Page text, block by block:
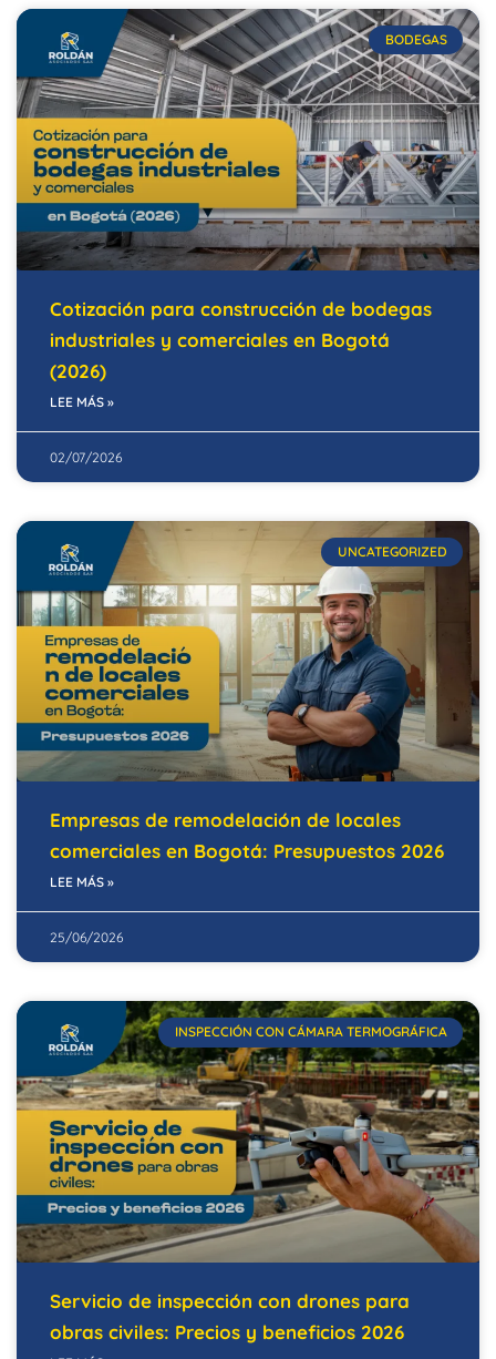
BODEGAS
Cotización para construcción de bodegas
industriales y comerciales en Bogotá
(2026)
LEE MÁS »
02/07/2026
UNCATEGORIZED
Empresas de remodelación de locales
comerciales en Bogotá: Presupuestos 2026
LEE MÁS »
25/06/2026
INSPECCIÓN CON CÁMARA TERMOGRÁFICA
Servicio de inspección con drones para
obras civiles: Precios y beneficios 2026